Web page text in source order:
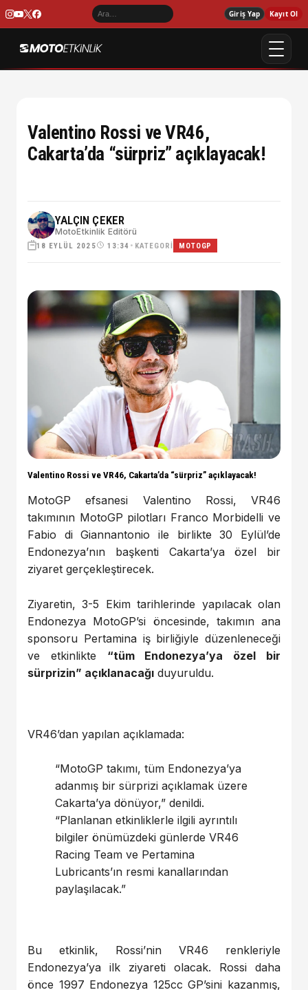
Giriş Yap Kayıt Ol
Valentino Rossi ve VR46,
Cakarta’da “sürpriz” açıklayacak!
YALÇIN ÇEKER
MotoEtkinlik Editörü
18 EYLÜL 2025 13:34 • KATEGORI MOTOGP
Valentino Rossi ve VR46, Cakarta’da “sürpriz” açıklayacak!
MotoGP efsanesi Valentino Rossi, VR46
takımının MotoGP pilotları Franco Morbidelli ve
Fabio di Giannantonio ile birlikte 30 Eylül’de
Endonezya’nın başkenti Cakarta’ya özel bir
ziyaret gerçekleştirecek.
Ziyaretin, 3-5 Ekim tarihlerinde yapılacak olan
Endonezya MotoGP’si öncesinde, takımın ana
sponsoru Pertamina iş birliğiyle düzenleneceği
ve etkinlikte “tüm Endonezya’ya özel bir
sürprizin” açıklanacağı duyuruldu.
VR46’dan yapılan açıklamada:
“MotoGP takımı, tüm Endonezya’ya
adanmış bir sürprizi açıklamak üzere
Cakarta’ya dönüyor,” denildi.
“Planlanan etkinliklerle ilgili ayrıntılı
bilgiler önümüzdeki günlerde VR46
Racing Team ve Pertamina
Lubricants’ın resmi kanallarından
paylaşılacak.”
Bu etkinlik, Rossi’nin VR46 renkleriyle
Endonezya’ya ilk ziyareti olacak. Rossi daha
önce 1997 Endonezya 125cc GP’sini kazanmış,